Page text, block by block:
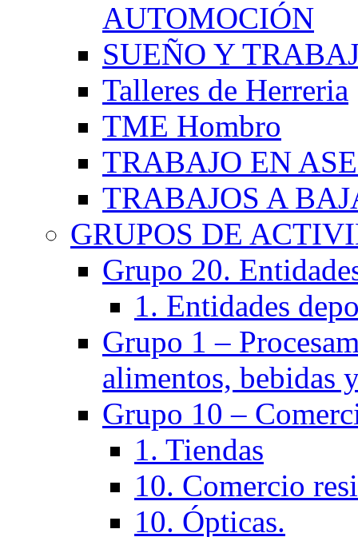
AUTOMOCIÓN
SUEÑO Y
Talleres de Herreria
TME Hombro
TRABAJO EN
TRABAJOS A
GRUPOS DE
Grupo 20.
1. Entidades
Grupo 1 –
alimentos, bebidas
Grupo 10 –
1. Tiendas
10. Comercio
10. Ópticas.